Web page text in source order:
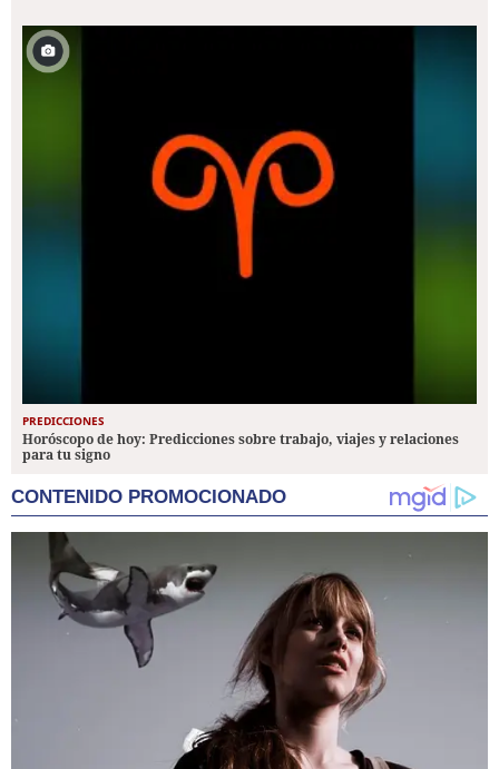
PREDICCIONES
Horóscopo de hoy: Predicciones sobre trabajo, viajes y relaciones
para tu signo
CONTENIDO PROMOCIONADO